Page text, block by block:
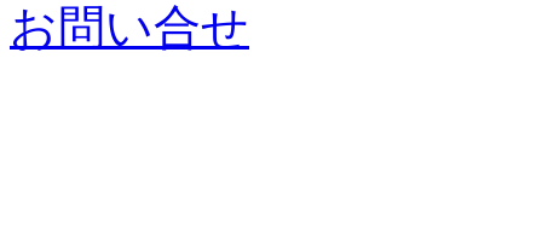
お問い合せ